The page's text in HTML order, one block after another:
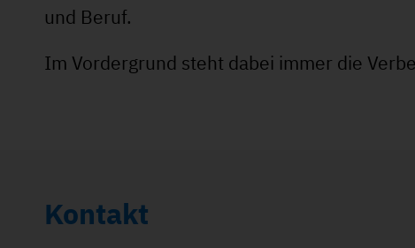
und Beruf.
Im Vordergrund steht dabei immer die
Kontakt